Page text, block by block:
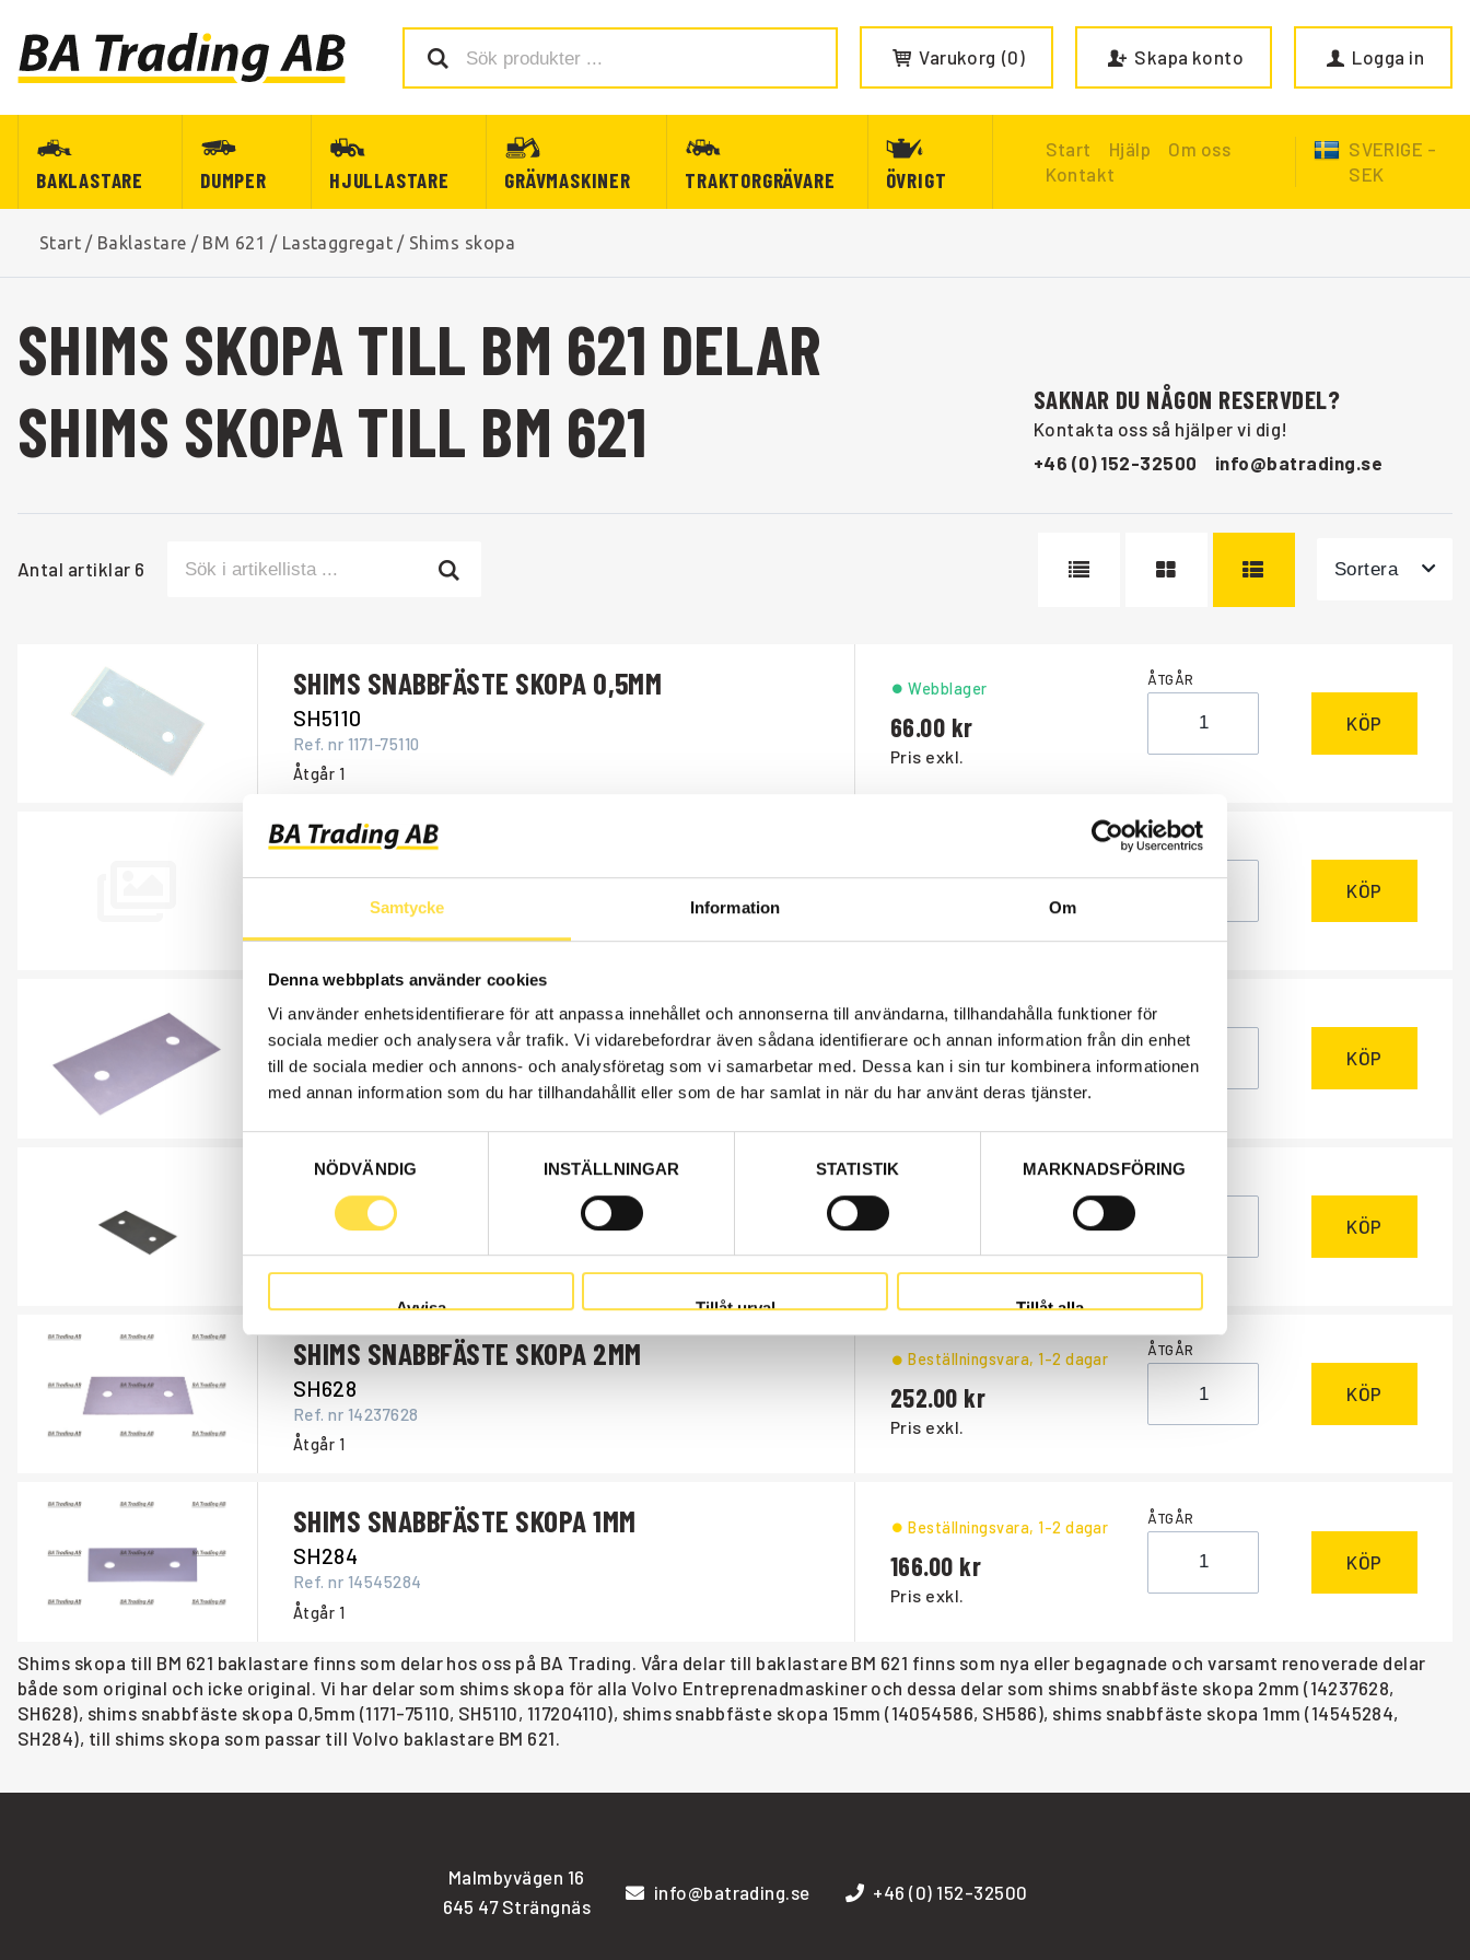
Samtycke Information Om
Denna webbplats använder cookies
Vi använder enhetsidentifierare för att anpassa innehållet och annonserna till användarna, tillhandahålla funktioner för
sociala medier och analysera vår trafik. Vi vidarebefordrar även sådana identifierare och annan information från din enhet
till de sociala medier och annons- och analysföretag som vi samarbetar med. Dessa kan i sin tur kombinera informationen
med annan information som du har tillhandahållit eller som de har samlat in när du har använt deras tjänster.
NÖDVÄNDIG
INSTÄLLNINGAR STATISTIK MARKNADSFÖRING
Avvisa Tillåt urval Tillåt alla
Varukorg 0 Skapa konto Logga in
BAKLASTARE DUMPER HJULLASTARE GRÄVMASKINER TRAKTORGRÄVARE ÖVRIGT
Start Hjälp
Om oss
Kontakt
SVERIGE -
SEK
Start / Baklastare / BM 621 / Lastaggregat / Shims skopa
SHIMS SKOPA TILL BM 621 DELAR
SHIMS SKOPA TILL BM 621
SAKNAR DU NÅGON RESERVDEL?
Kontakta oss så hjälper vi dig!
+46 (0) 152-32500
info@batrading.se
Antal artiklar 6 Sortera
SHIMS SNABBFÄSTE SKOPA 0,5MM
SH5110
Ref. nr 1171-75110
Åtgår 1
Pris exkl.
66.00
Webblager ÅTGÅR
KÖP
SHIMS SNABBFÄSTE SKOPA 15MM
SH586
14054586
Åtgår1
ÅTGÅR
KÖP
SHIMS SNABBFÄSTE SKOPA 0,7MM
SH588
Ref. nr14054588
Pris exkl.
199.00
Webblager ÅTGÅR
KÖP
SHIMS SNABBFÄSTE SKOPA 0,4MM
SH101
Åtgår1
Pris exkl.
KÖP
SHIMS SNABBFÄSTE SKOPA 2MM
SH628
Ref. nr 14237628
Åtgår 1
Pris exkl.
252.00
Beställningsvara, 1-2 dagar ÅTGÅR
KÖP
SHIMS SNABBFÄSTE SKOPA 1MM
SH284
Ref. nr 14545284
Åtgår 1
Pris exkl.
166.00
Beställningsvara, 1-2 dagar ÅTGÅR
KÖP
Shims skopa till BM 621 baklastare finns som delar hos oss på BA Trading. Våra delar till baklastare BM 621 finns som nya eller begagnade och varsamt renoverade delar
både som original och icke original. Vi har delar som shims skopa för alla Volvo Entreprenadmaskiner och dessa delar som shims snabbfäste skopa 2mm (14237628,
SH628), shims snabbfäste skopa 0,5mm (1171-75110, SH5110, 117204110), shims snabbfäste skopa 15mm (14054586, SH586), shims snabbfäste skopa 1mm (14545284,
SH284), till shims skopa som passar till Volvo baklastare BM 621.
Malmbyvägen 16
645 47 Strängnäs
info@batrading.se +46 (0) 152-32500